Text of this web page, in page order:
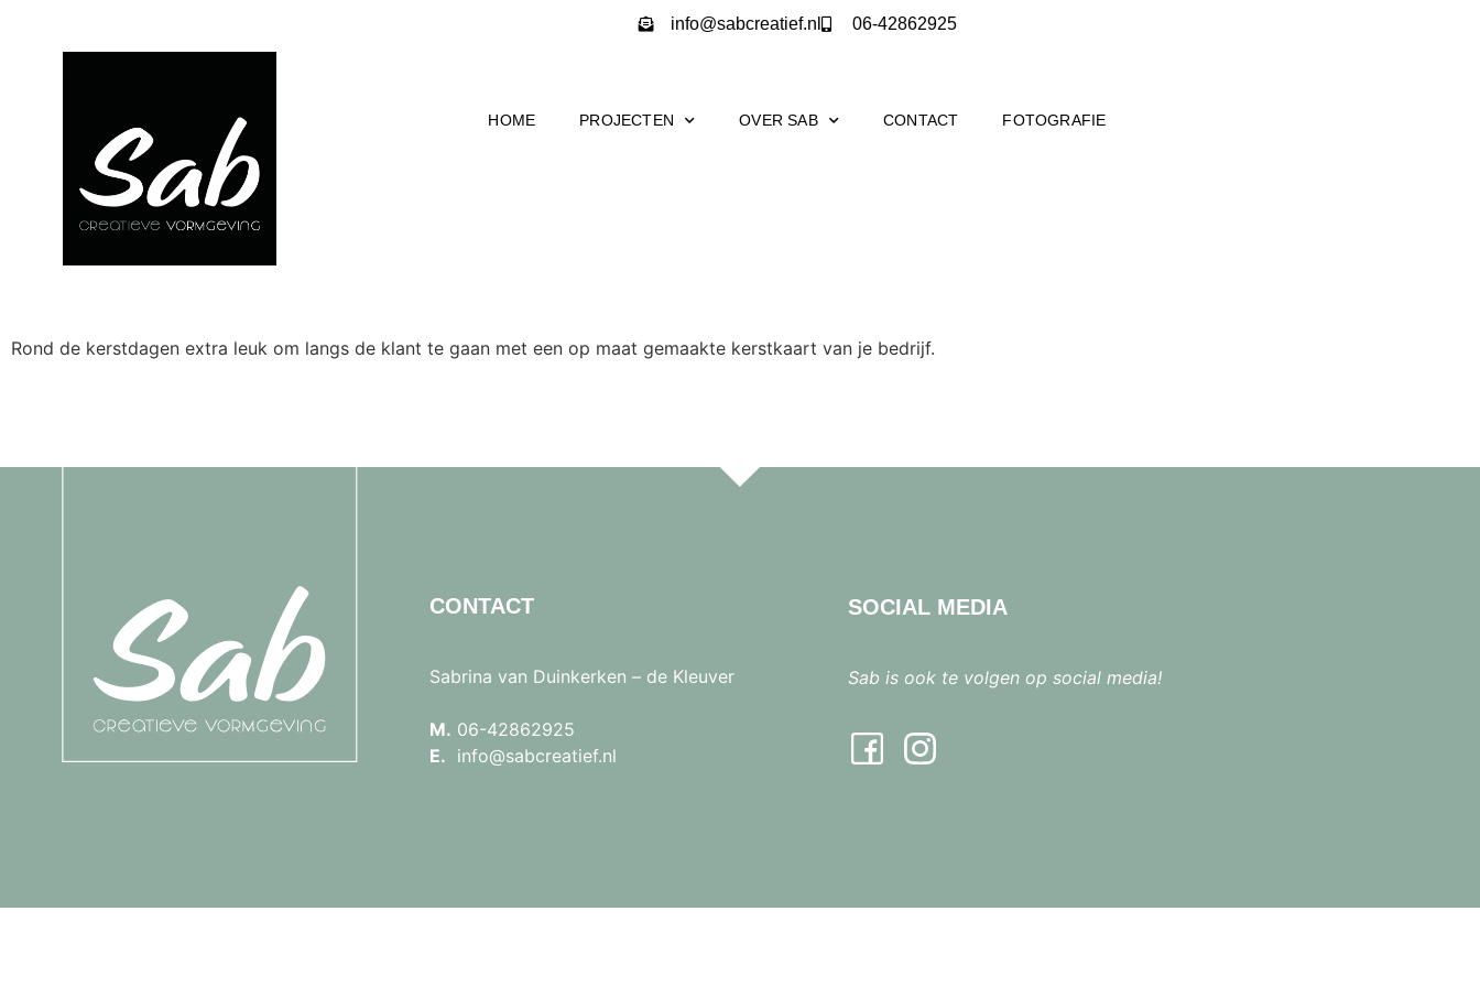
info@sabcreatief.nl 06-42862925
HOME PROJECTEN OVER SAB CONTACT FOTOGRAFIE
Rond de kerstdagen extra leuk om langs de klant te gaan met een op maat gemaakte kerstkaart van je bedrijf.
CONTACT
Sabrina van Duinkerken – de Kleuver
M. 06-42862925
E. info@sabcreatief.nl
SOCIAL MEDIA
Sab is ook te volgen op social media!